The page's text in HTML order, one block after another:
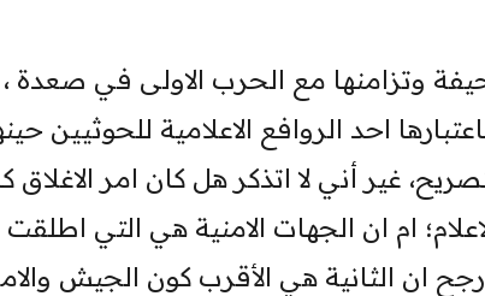
وتزامنها مع الحرب الاولى في صعدة ،
احد الروافع الاعلامية للحوثيين
غير أني لا اتذكر هل كان امر الاغلاق
ام ان الجهات الامنية هي التي اطلقت
ان الثانية هي الأقرب كون الجيش